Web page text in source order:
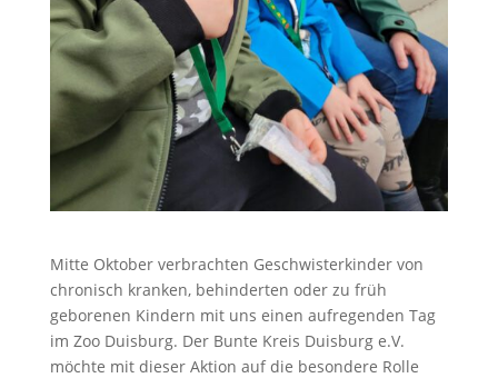
Mitte Oktober verbrachten Geschwisterkinder von
chronisch kranken, behinderten oder zu früh
geborenen Kindern mit uns einen aufregenden Tag
im Zoo Duisburg. Der Bunte Kreis Duisburg e.V.
möchte mit dieser Aktion auf die besondere Rolle